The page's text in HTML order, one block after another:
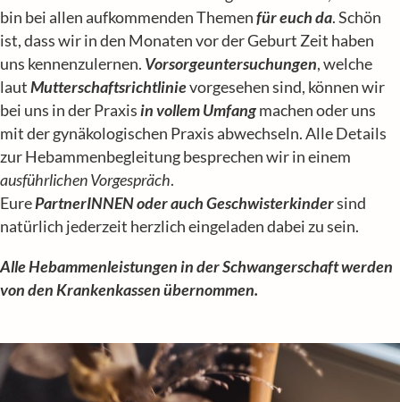
bin bei allen aufkommenden Themenfür euch da. Schön
ist, dass wir in den Monaten vor der Geburt Zeit haben
uns kennenzulernen. Vorsorgeuntersuchungen, welche
lautMutterschaftsrichtlinievorgesehen sind, können wir
bei uns in der Praxisin vollem Umfangmachen oder uns
mit der gynäkologischen Praxis abwechseln. Alle Details
zur Hebammenbegleitung besprechen wir in einem
ausführlichen Vorgespräch.
EurePartnerINNEN oder auch Geschwisterkindersind
natürlich jederzeit herzlich eingeladen dabei zu sein.
Alle Hebammenleistungen in der Schwangerschaft werden
von den Krankenkassen übernommen.